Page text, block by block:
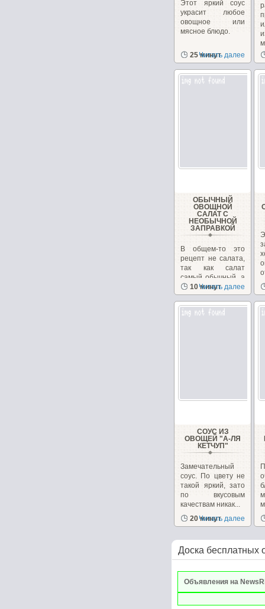
Этот яркий соус
украсит любое
овощное или
мясное блюдо.
25 минут
Читать далее
ОБЫЧНЫЙ
ОВОЩНОЙ
САЛАТ С
НЕОБЫЧНОЙ
ЗАПРАВКОЙ
В общем-то это
рецепт не салата,
так как салат
самый обычный, а
рецепт заправки.
10 минут
Читать далее
СОУС ИЗ
ОВОЩЕЙ "А-ЛЯ
КЕТЧУП"
Замечательный
соус. По цвету не
такой яркий, зато
по вкусовым
качествам никак...
20 минут
Читать далее
Доска бесплатных
Объявления на